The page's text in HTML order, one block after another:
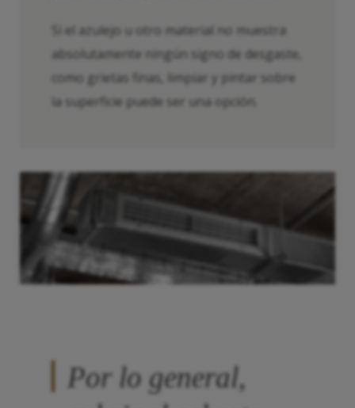
Si el azulejo u otro material no muestra
absolutamente ningún signo de desgaste,
como grietas finas, limpiar y pintar sobre
la superficie puede ser una opción.
Por lo general,